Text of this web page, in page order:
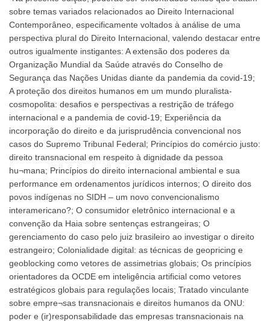
sobre temas variados relacionados ao Direito Internacional
Contemporâneo, especificamente voltados à análise de uma
perspectiva plural do Direito Internacional, valendo destacar entre
outros igualmente instigantes: A extensão dos poderes da
Organização Mundial da Saúde através do Conselho de
Segurança das Nações Unidas diante da pandemia da covid-19;
A proteção dos direitos humanos em um mundo pluralista-
cosmopolita: desafios e perspectivas a restrição de tráfego
internacional e a pandemia de covid-19; Experiência da
incorporação do direito e da jurisprudência convencional nos
casos do Supremo Tribunal Federal; Princípios do comércio justo:
direito transnacional em respeito à dignidade da pessoa
hu¬mana; Princípios do direito internacional ambiental e sua
performance em ordenamentos jurídicos internos; O direito dos
povos indígenas no SIDH – um novo convencionalismo
interamericano?; O consumidor eletrônico internacional e a
convenção da Haia sobre sentenças estrangeiras; O
gerenciamento do caso pelo juiz brasileiro ao investigar o direito
estrangeiro; Colonialidade digital: as técnicas de geopricing e
geoblocking como vetores de assimetrias globais; Os princípios
orientadores da OCDE em inteligência artificial como vetores
estratégicos globais para regulações locais; Tratado vinculante
sobre empre¬sas transnacionais e direitos humanos da ONU:
poder e (ir)responsabilidade das empresas transnacionais na